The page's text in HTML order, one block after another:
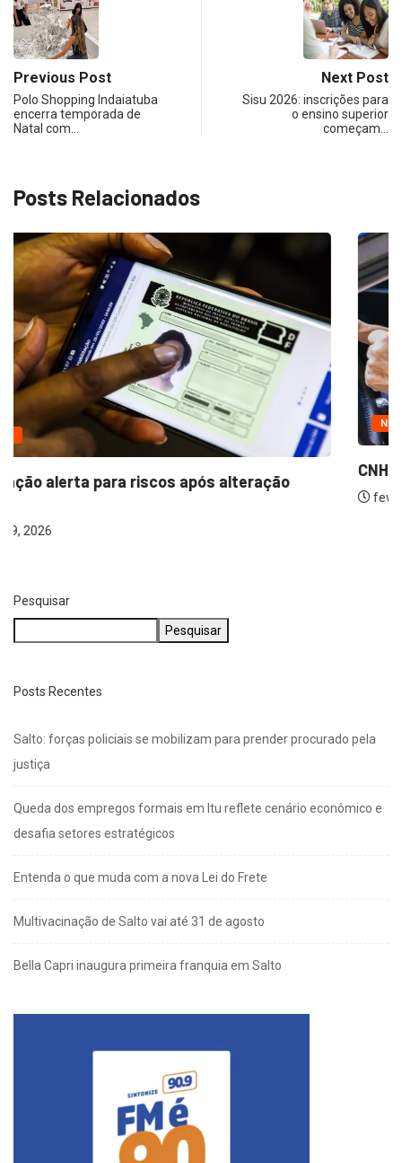
Previous Post
Polo Shopping Indaiatuba
encerra temporada de
Natal com…
Next Post
Sisu 2026: inscrições para
o ensino superior
começam…
Posts Relacionados
SAÚDE
Associação alerta para riscos após alteração
março 9, 2026
Pesquisar
Pesquisar
Posts Recentes
Salto: forças policiais se mobilizam para prender procurado pela
justiça
Queda dos empregos formais em Itu reflete cenário econômico e
desafia setores estratégicos
Entenda o que muda com a nova Lei do Frete
Multivacinação de Salto vai até 31 de agosto
Bella Capri inaugura primeira franquia em Salto